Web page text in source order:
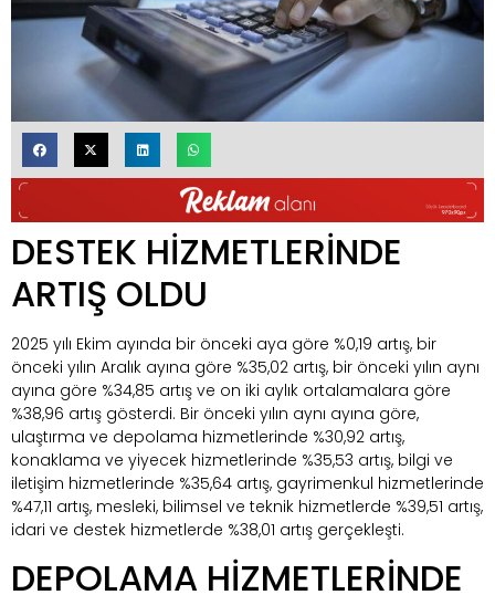
DESTEK HİZMETLERİNDE
ARTIŞ OLDU
2025 yılı Ekim ayında bir önceki aya göre %0,19 artış, bir
önceki yılın Aralık ayına göre %35,02 artış, bir önceki yılın aynı
ayına göre %34,85 artış ve on iki aylık ortalamalara göre
%38,96 artış gösterdi. Bir önceki yılın aynı ayına göre,
ulaştırma ve depolama hizmetlerinde %30,92 artış,
konaklama ve yiyecek hizmetlerinde %35,53 artış, bilgi ve
iletişim hizmetlerinde %35,64 artış, gayrimenkul hizmetlerinde
%47,11 artış, mesleki, bilimsel ve teknik hizmetlerde %39,51 artış,
idari ve destek hizmetlerde %38,01 artış gerçekleşti.
DEPOLAMA HİZMETLERİNDE